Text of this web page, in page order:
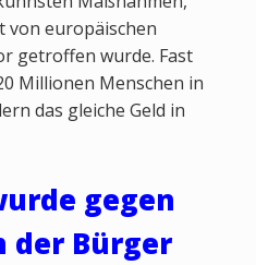
von europäischen
getroffen wurde. Fast
Millionen Menschen in
das gleiche Geld in
gegen
der Bürger